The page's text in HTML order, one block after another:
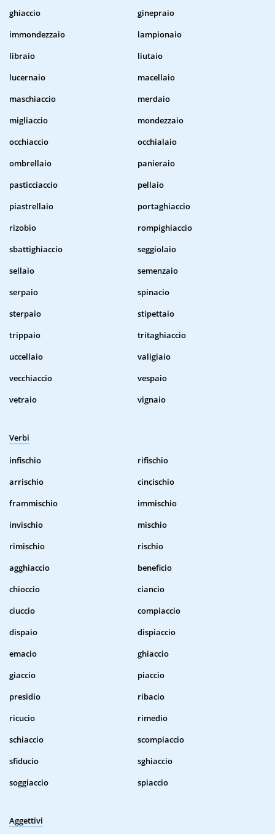
ghiaccio
ginepraio
immondezzaio
lampionaio
libraio
liutaio
lucernaio
macellaio
maschiaccio
merdaio
migliaccio
mondezzaio
occhiaccio
occhialaio
ombrellaio
panieraio
pasticciaccio
pellaio
piastrellaio
portaghiaccio
rizobio
rompighiaccio
sbattighiaccio
seggiolaio
sellaio
semenzaio
serpaio
spinacio
sterpaio
stipettaio
trippaio
tritaghiaccio
uccellaio
valigiaio
vecchiaccio
vespaio
vetraio
vignaio
Verbi
infischio
rifischio
arrischio
cincischio
frammischio
immischio
invischio
mischio
rimischio
rischio
agghiaccio
beneficio
chioccio
ciancio
ciuccio
compiaccio
dispaio
dispiaccio
emacio
ghiaccio
giaccio
piaccio
presidio
ribacio
ricucio
rimedio
schiaccio
scompiaccio
sfiducio
sghiaccio
soggiaccio
spiaccio
Aggettivi